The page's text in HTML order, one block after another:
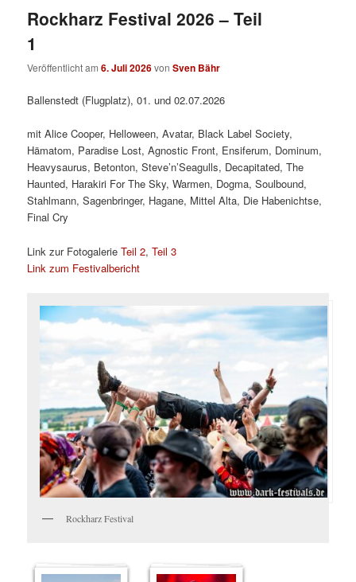
Rockharz Festival 2026 – Teil
1
Veröffentlicht am6. Juli 2026vonSven Bähr
Ballenstedt (Flugplatz), 01. und 02.07.2026
mit Alice Cooper, Helloween, Avatar, Black Label Society,
Hämatom, Paradise Lost, Agnostic Front, Ensiferum, Dominum,
Heavysaurus, Betonton, Steve’n’Seagulls, Decapitated, The
Haunted, Harakiri For The Sky, Warmen, Dogma, Soulbound,
Stahlmann, Sagenbringer, Hagane, Mittel Alta, Die Habenichtse,
Final Cry
Link zur FotogalerieTeil 2,Teil 3
Link zum Festivalbericht
Rockharz Festival